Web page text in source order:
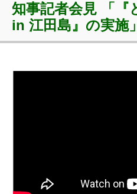
知事記者会見 「『
in 江田島』の実施